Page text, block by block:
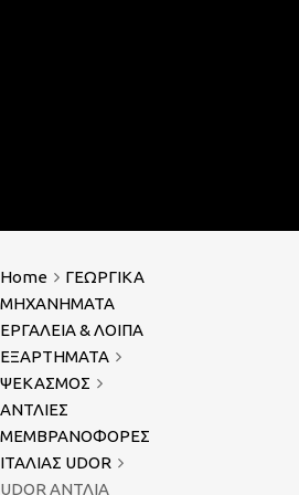
Home
ΓΕΩΡΓΙΚΑ
ΜΗΧΑΝΗΜΑΤΑ
ΕΡΓΑΛΕΙΑ & ΛΟΙΠΑ
ΕΞΑΡΤΗΜΑΤΑ
ΨΕΚΑΣΜΟΣ
ΑΝΤΛΙΕΣ
ΜΕΜΒΡΑΝΟΦΟΡΕΣ
ΙΤΑΛΙΑΣ UDOR
UDOR ΑΝΤΛΙΑ